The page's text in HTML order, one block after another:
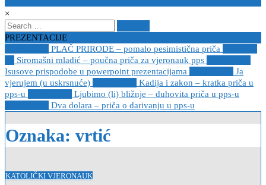
×
Search
for:
PREZENTACIJE
PLAČ PRIRODE – pomalo pesimistična priča
Siromašni mladić – poučna priča za vjeronauk pps
Isusove prispodobe u powerpoint prezentacijama
Ja
vjerujem (u uskrsnuće)
Kadija i zakon – kratka priča u
pps-u
Ljubimo (li) bližnje – duhovita priča u pps-u
Dva dolara – priča o darivanju u pps-u
Oznaka: vrtić
Posted
KATOLIČKI VJERONAUK